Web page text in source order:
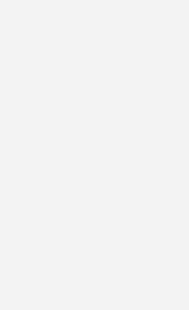
zwei Innengeräte
Außengerät
gesteuert werden. So
klimatisieren.
einen Betriebsbereich
und
sorgt für
Schwankungen. Zur
zur Wahl.
Android) können die